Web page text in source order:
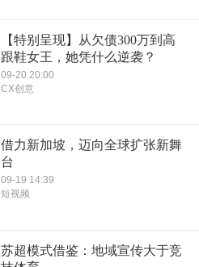
【特别呈现】从欠债300万到高
跟鞋女王，她凭什么逆袭？
09-20 20:00
CX创意
借力新加坡，迈向全球扩张新舞
台
09-19 14:39
短视频
苏超模式借鉴：地域宣传大于竞